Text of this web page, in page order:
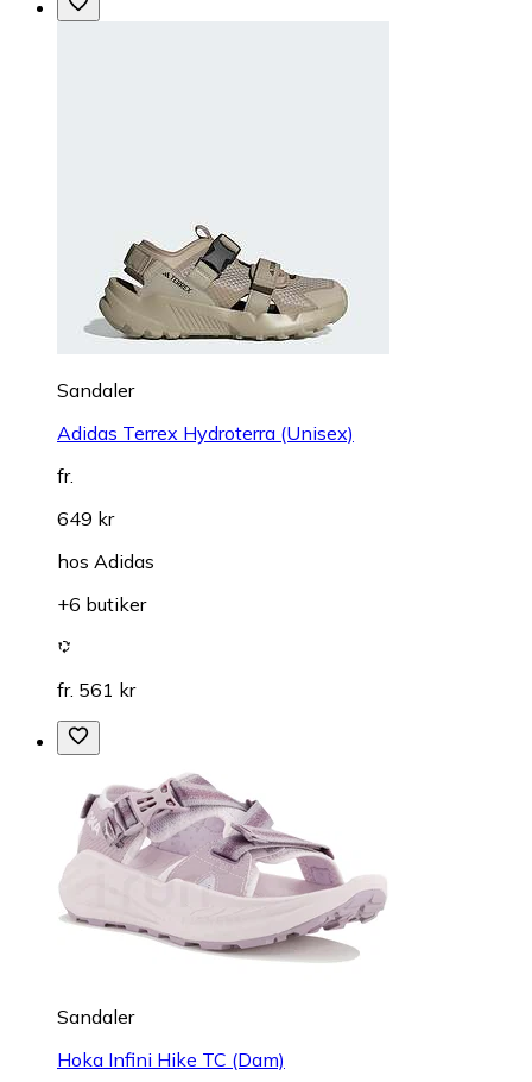
Sandaler
Adidas Terrex Hydroterra (Unisex)
fr.
649 kr
hos Adidas
+6 butiker
fr. 561 kr
Sandaler
Hoka Infini Hike TC (Dam)